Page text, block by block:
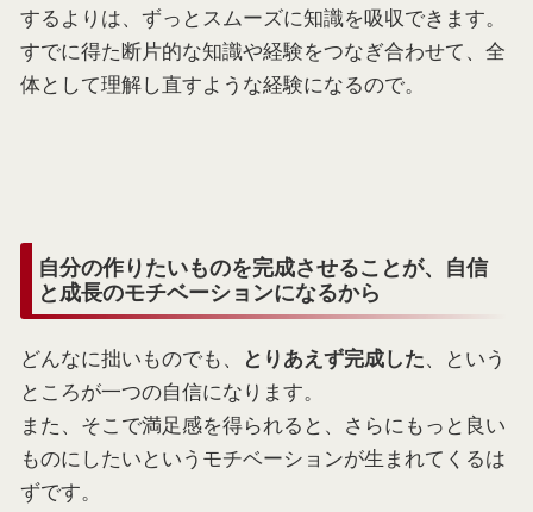
するよりは、ずっとスムーズに知識を吸収できます。
すでに得た断片的な知識や経験をつなぎ合わせて、全
体として理解し直すような経験になるので。
自分の作りたいものを完成させることが、自信
と成長のモチベーションになるから
どんなに拙いものでも、 とりあえず完成した、という
ところが一つの自信になります。
また、そこで満足感を得られると、さらにもっと良い
ものにしたいというモチベーションが生まれてくるは
ずです。